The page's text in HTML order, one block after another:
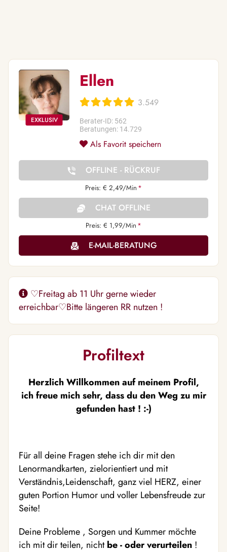
Ellen
3.549
Berater-ID: 562
Beratungen: 14.729
Als Favorit speichern
OFFLINE - RÜCKRUF
Preis: € 2,49/Min *
CHAT OFFLINE
Preis: € 1,99/Min *
E-MAIL-BERATUNG
♡Freitag ab 11 Uhr gerne wieder
erreichbar♡Bitte längeren RR nutzen !
Profiltext
Herzlich Willkommen auf meinem Profil,
ich freue mich sehr, dass du den Weg zu mir
gefunden hast ! :-)
Für all deine Fragen stehe ich dir mit den
Lenormandkarten, zielorientiert und mit
Verständnis,Leidenschaft, ganz viel HERZ, einer
guten Portion Humor und voller Lebensfreude zur
Seite!
Deine Probleme , Sorgen und Kummer möchte
ich mit dir teilen, nichtbe - oder verurteilen !